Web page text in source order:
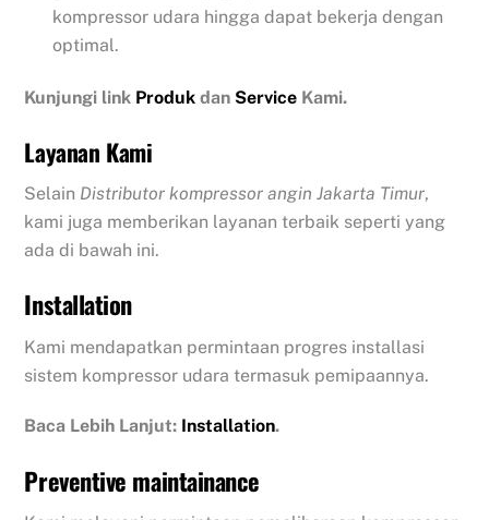
kompressor udara hingga dapat bekerja dengan
optimal.
Kunjungi link Produk dan Service Kami.
Layanan Kami
Selain Distributor kompressor angin Jakarta Timur,
kami juga memberikan layanan terbaik seperti yang
ada di bawah ini.
Installation
Kami mendapatkan permintaan progres installasi
sistem kompressor udara termasuk pemipaannya.
Baca Lebih Lanjut: Installation.
Preventive maintainance